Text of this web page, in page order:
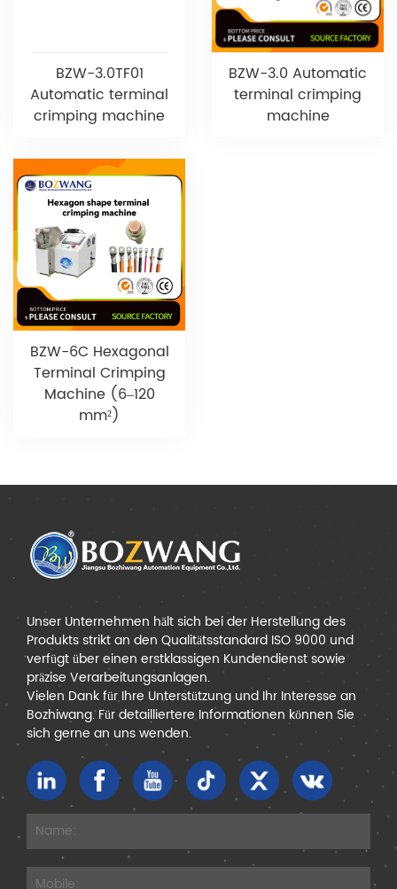
BZW-3.0TF01
Automatic terminal
crimping machine
BZW-3.0 Automatic
terminal crimping
machine
BZW-6C Hexagonal
Terminal Crimping
Machine (6–120
mm²)
Unser Unternehmen hält sich bei der Herstellung des
Produkts strikt an den Qualitätsstandard ISO 9000 und
verfügt über einen erstklassigen Kundendienst sowie
präzise Verarbeitungsanlagen.
Vielen Dank für Ihre Unterstützung und Ihr Interesse an
Bozhiwang. Für detailliertere Informationen können Sie
sich gerne an uns wenden.